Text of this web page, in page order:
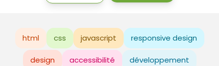
html css javascript responsive design
design accessibilité développement